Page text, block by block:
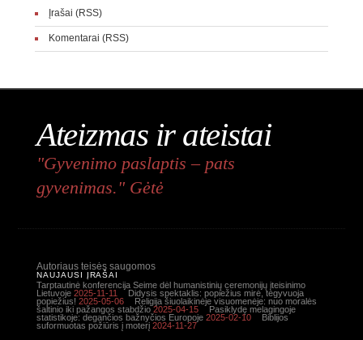
Įrašai (RSS)
Komentarai (RSS)
Ateizmas ir ateistai
"Gyvenimo paslaptis – pats
gyvenimas." Gėtė
Autoriaus teisės saugomos
NAUJAUSI ĮRAŠAI
Tarptautinė konferencija Seime dėl humanistinių ceremonijų įteisinimo
Lietuvoje 2025-11-11
Didysis spektaklis: popiežius mirė, tegyvuoja
popiežius! 2025-05-06
Religija šiuolaikinėje visuomenėje: nuo moralės
šaltinio iki pažangos stabdžio 2025-04-15
Pasiklydę melagingoje
statistikoje: degančios bažnyčios Europoje 2025-02-10
Biblijos
suformuotas požiūris į moterį 2024-11-27